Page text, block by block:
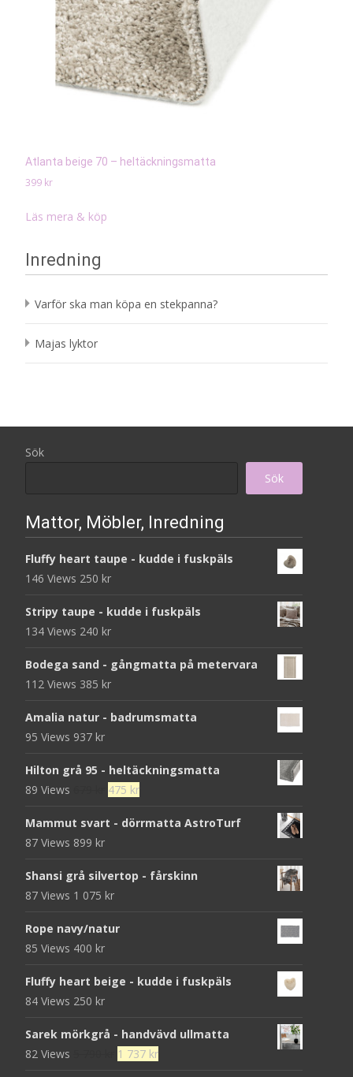
Atlanta beige 70 – heltäckningsmatta
399 kr
Läs mera & köp
Inredning
Varför ska man köpa en stekpanna?
Majas lyktor
Sök
Sök
Mattor, Möbler, Inredning
Fluffy heart taupe - kudde i fuskpäls
146 Views 250 kr
Stripy taupe - kudde i fuskpäls
134 Views 240 kr
Bodega sand - gångmatta på metervara
112 Views 385 kr
Amalia natur - badrumsmatta
95 Views 937 kr
Hilton grå 95 - heltäckningsmatta
89 Views
Det
priset
475 krDet
priset
475 kr.
Mammut svart - dörrmatta AstroTurf
87 Views 899 kr
Shansi grå silvertop - fårskinn
87 Views 1 075 kr
Rope navy/natur
85 Views 400 kr
Fluffy heart beige - kudde i fuskpäls
84 Views 250 kr
Sarek mörkgrå - handvävd ullmatta
82 Views
Det
1 737 krDet